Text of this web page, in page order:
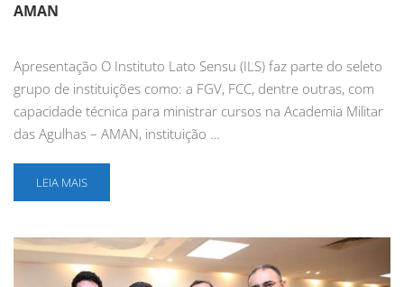
AMAN
Apresentação O Instituto Lato Sensu (ILS) faz parte do seleto
grupo de instituições como: a FGV, FCC, dentre outras, com
capacidade técnica para ministrar cursos na Academia Militar
das Agulhas – AMAN, instituição …
LEIA MAIS